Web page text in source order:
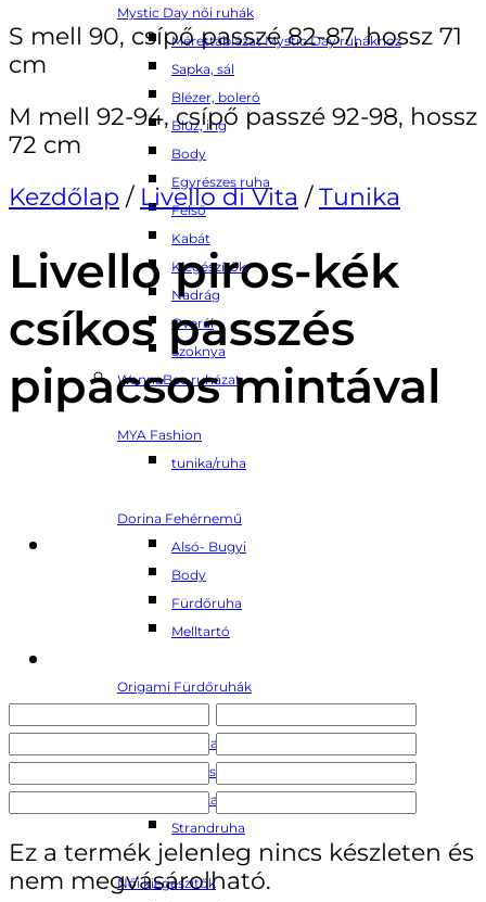
Mystic Day női ruhák
Mérettáblázat Mystic Day ruhákhoz
Sapka, sál
Blézer, boleró
Blúz, ing
Body
Egyrészes ruha
Felső
Kabát
Kiegészítők
Nadrág
Overál
Szoknya
WannaBee ruházat
MYA Fashion
tunika/ruha
Dorina Fehérnemű
Alsó- Bugyi
Body
Fürdőruha
Melltartó
Origami Fürdőruhák
Bikini alsó
Egyrészes fürdőruha
Lányka Bikini
Strandruha
Női kiegészítők
S mell 90, csípő passzé 82-87, hossz 71
cm
M mell 92-94, csípő passzé 92-98, hossz
72 cm
Kezdőlap / Livello di Vita / Tunika
Livello piros-kék
csíkos passzés
pipacsos mintával
Ez a termék jelenleg nincs készleten és
nem megvásárolható.